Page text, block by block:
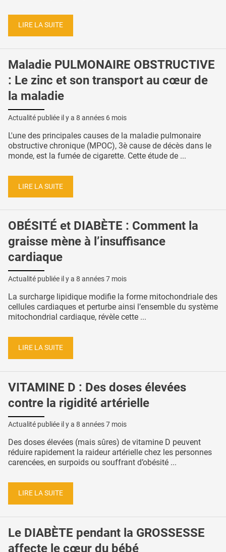
LIRE LA SUITE
Maladie PULMONAIRE OBSTRUCTIVE
: Le zinc et son transport au cœur de
la maladie
Actualité publiée il y a 8 années 6 mois
L'une des principales causes de la maladie pulmonaire
obstructive chronique (MPOC), 3è cause de décès dans le
monde, est la fumée de cigarette. Cette étude de ...
LIRE LA SUITE
OBÉSITÉ et DIABÈTE : Comment la
graisse mène à l’insuffisance
cardiaque
Actualité publiée il y a 8 années 7 mois
La surcharge lipidique modifie la forme mitochondriale des
cellules cardiaques et perturbe ainsi l’ensemble du système
mitochondrial cardiaque, révèle cette ...
LIRE LA SUITE
VITAMINE D : Des doses élevées
contre la rigidité artérielle
Actualité publiée il y a 8 années 7 mois
Des doses élevées (mais sûres) de vitamine D peuvent
réduire rapidement la raideur artérielle chez les personnes
carencées, en surpoids ou souffrant d’obésité ...
LIRE LA SUITE
Le DIABÈTE pendant la GROSSESSE
affecte le cœur du bébé